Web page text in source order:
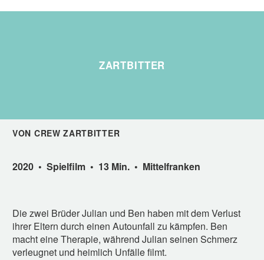
ZARTBITTER
VON CREW ZARTBITTER
2020 • Spielfilm • 13 Min. • Mittelfranken
Die zwei Brüder Julian und Ben haben mit dem Verlust
ihrer Eltern durch einen Autounfall zu kämpfen. Ben
macht eine Therapie, während Julian seinen Schmerz
verleugnet und heimlich Unfälle filmt.